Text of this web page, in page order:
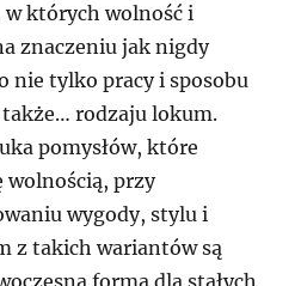
w których wolność i
znaczeniu jak nigdy
nie tylko pracy i sposobu
rodzaju lokum.
pomysłów, które
wolnością, przy
wygody, stylu i
z takich wariantów są